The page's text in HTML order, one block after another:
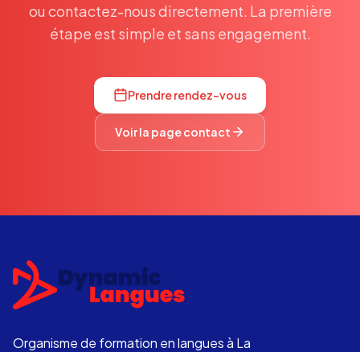
ou contactez-nous directement. La première
étape est simple et sans engagement.
Prendre rendez-vous
Voir la page contact
Organisme de formation en langues à La